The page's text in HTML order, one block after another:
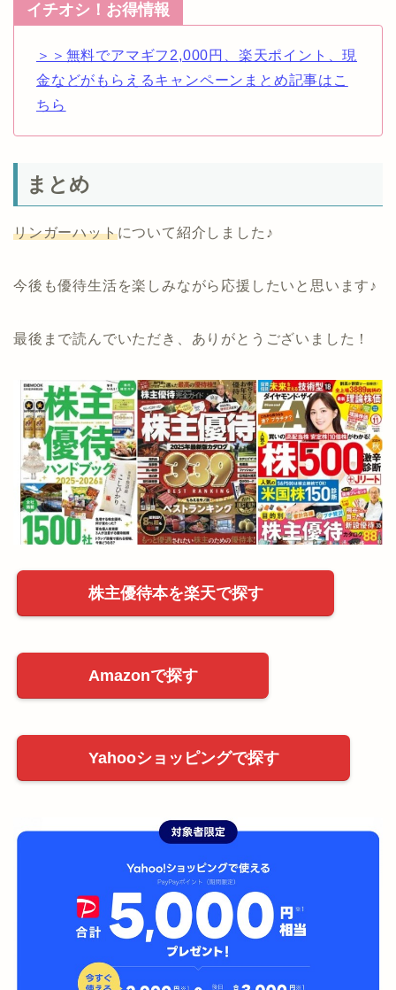
イチオシ！お得情報
＞＞無料でアマギフ2,000円、楽天ポイント、現
金などがもらえるキャンペーンまとめ記事はこ
ちら
まとめ
リンガーハットについて紹介しました♪
今後も優待生活を楽しみながら応援したいと思います♪
最後まで読んでいただき、ありがとうございました！
株主優待本を楽天で探す
Amazonで探す
Yahooショッピングで探す